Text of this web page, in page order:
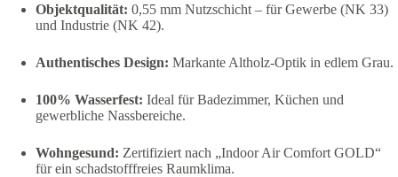
Objektqualität: 0,55 mm Nutzschicht – für Gewerbe (NK 33)
und Industrie (NK 42).
Authentisches Design: Markante Altholz-Optik in edlem Grau.
100% Wasserfest: Ideal für Badezimmer, Küchen und
gewerbliche Nassbereiche.
Wohngesund: Zertifiziert nach „Indoor Air Comfort GOLD“
für ein schadstofffreies Raumklima.